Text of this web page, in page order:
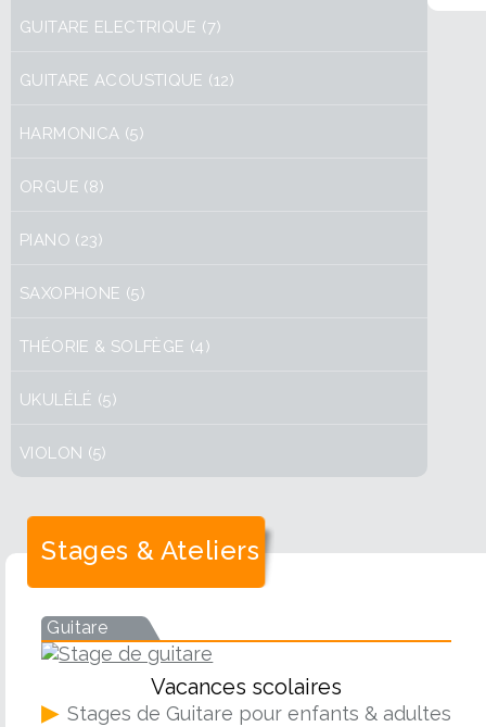
GUITARE ELECTRIQUE (7)
GUITARE ACOUSTIQUE (12)
HARMONICA (5)
ORGUE (8)
PIANO (23)
SAXOPHONE (5)
THÉORIE & SOLFÈGE (4)
UKULÉLÉ (5)
VIOLON (5)
Stages & Ateliers
Guitare
Vacances scolaires
▶ Stages de Guitare pour enfants & adultes